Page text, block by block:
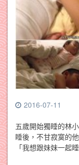
2016-07-11
五歲開始獨睡的林
睡後，不甘寂寞的
「我想跟妹妹一起